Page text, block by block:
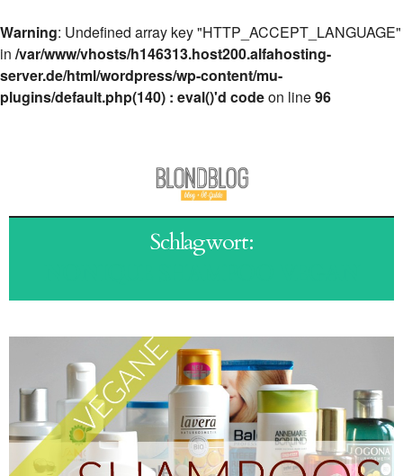
Warning: Undefined array key "HTTP_ACCEPT_LANGUAGE"
in /var/www/vhosts/h146313.host200.alfahosting-
server.de/html/wordpress/wp-content/mu-
plugins/default.php(140) : eval()'d codeon line96
Schlagwort: